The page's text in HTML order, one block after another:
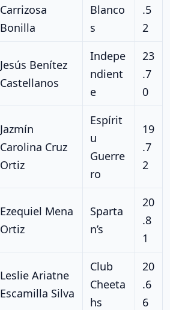
Carrizosa
Bonilla
Blanco
s
.5
2
Jesús Benítez
Castellanos
Indepe
ndient
e
23
.7
0
Jazmín
Carolina Cruz
Ortiz
Espírit
u
Guerre
ro
19
.7
2
Ezequiel Mena
Ortiz
Sparta
n’s
20
.8
1
Leslie Ariatne
Escamilla Silva
Club
Cheeta
hs
20
.6
6